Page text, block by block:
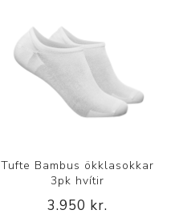
Tufte Bambus ökklasokkar
3pk hvítir
3.950 kr.